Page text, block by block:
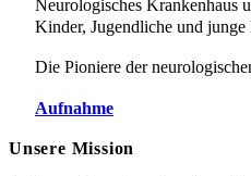
Neurologisches Krankenhaus
Kinder, Jugendliche und junge
Die Pioniere der
Aufnahme
Unsere Mission